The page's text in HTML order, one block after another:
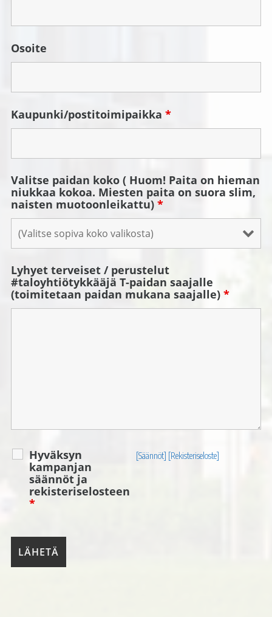
Osoite
Kaupunki/postitoimipaikka*
Valitse paidan koko ( Huom! Paita on hieman
niukkaa kokoa. Miesten paita on suora slim,
naisten muotoonleikattu)*
Lyhyet terveiset / perustelut
#taloyhtiötykkääjä T-paidan saajalle
(toimitetaan paidan mukana saajalle)*
Hyväksyn
kampanjan
säännöt ja
rekisteriselosteen
*
[Säännöt] [Rekisteriseloste]